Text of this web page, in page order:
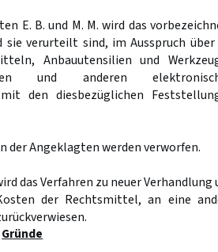
E. B. und M. M. wird das
verurteilt sind, im Ausspruch über
Anbauutensilien und
und anderen
den diesbezüglichen
der Angeklagten werden verworfen.
das Verfahren zu neuer Verhandlung
der Rechtsmittel, an eine
Gründe